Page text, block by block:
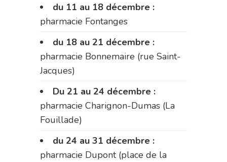
du 11 au 18 décembre :
pharmacie Fontanges
du 18 au 21 décembre :
pharmacie Bonnemaire (rue Saint-
Jacques)
Du 21 au 24 décembre :
pharmacie Charignon-Dumas (La
Fouillade)
du 24 au 31 décembre :
pharmacie Dupont (place de la